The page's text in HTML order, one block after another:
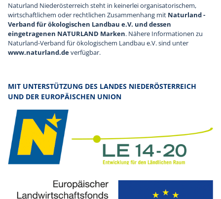
Naturland Niederösterreich steht in keinerlei organisatorischem,
wirtschaftlichem oder rechtlichen Zusammenhang mit Naturland -
Verband für ökologischen Landbau e.V. und dessen
eingetragenen NATURLAND Marken. Nähere Informationen zu
Naturland-Verband für ökologischem Landbau e.V. sind unter
www.naturland.deverfügbar.
MIT UNTERSTÜTZUNG DES LANDES NIEDERÖSTERREICH
UND DER EUROPÄISCHEN UNION